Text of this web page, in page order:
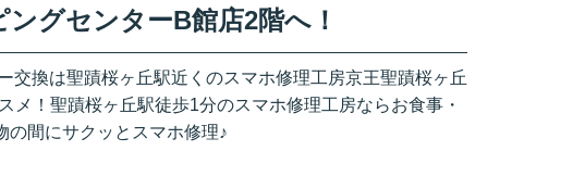
グセンターB館店2階へ！
交換は聖蹟桜ヶ丘駅近くのスマホ修理工房京王聖蹟桜ヶ丘
メ！聖蹟桜ヶ丘駅徒歩1分のスマホ修理工房ならお食事・
の間にサクッとスマホ修理♪